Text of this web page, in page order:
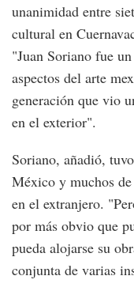
unanimidad entre
cultural en
"Juan Soriano fue
aspectos del arte
generación que vio
en el exterior".
Soriano, añadió,
México y muchos
en el extranjero.
por más obvio que
pueda alojarse su
conjunta de varias